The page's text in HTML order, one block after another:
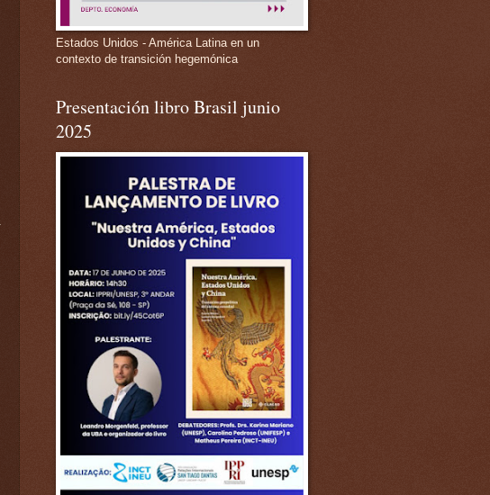
Estados Unidos - América Latina en un
contexto de transición hegemónica
Presentación libro Brasil junio
2025